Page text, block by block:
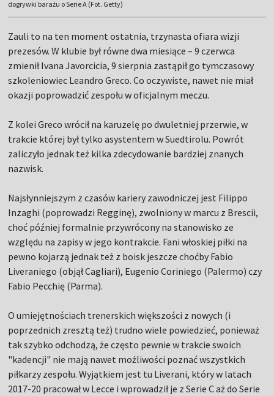
dogrywki barażu o Serie A (Fot. Getty)
Zauli to na ten moment ostatnia, trzynasta ofiara wizji
prezesów. W klubie był równe dwa miesiące – 9 czerwca
zmienił Ivana Javorcicia, 9 sierpnia zastąpił go tymczasowy
szkoleniowiec Leandro Greco. Co oczywiste, nawet nie miał
okazji poprowadzić zespołu w oficjalnym meczu.
Z kolei Greco wrócił na karuzelę po dwuletniej przerwie, w
trakcie której był tylko asystentem w Suedtirolu. Powrót
zaliczyło jednak też kilka zdecydowanie bardziej znanych
nazwisk.
Najsłynniejszym z czasów kariery zawodniczej jest Filippo
Inzaghi (poprowadzi Regginę), zwolniony w marcu z Brescii,
choć później formalnie przywrócony na stanowisko ze
względu na zapisy w jego kontrakcie. Fani włoskiej piłki na
pewno kojarzą jednak też z boisk jeszcze choćby Fabio
Liveraniego (objął Cagliari), Eugenio Coriniego (Palermo) czy
Fabio Pecchię (Parma).
O umiejętnościach trenerskich większości z nowych (i
poprzednich zresztą też) trudno wiele powiedzieć, ponieważ
tak szybko odchodzą, że często pewnie w trakcie swoich
"kadencji" nie mają nawet możliwości poznać wszystkich
piłkarzy zespołu. Wyjątkiem jest tu Liverani, który w latach
2017-20 pracował w Lecce i wprowadził je z Serie C aż do Serie